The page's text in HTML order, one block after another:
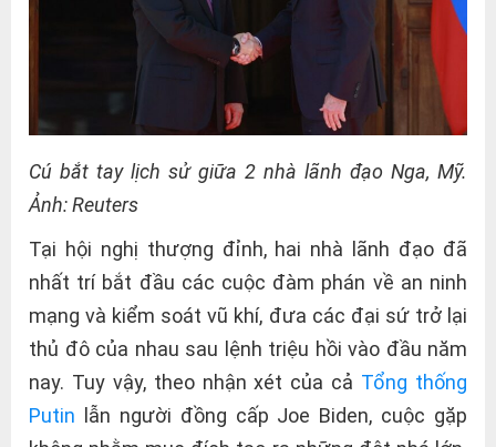
Cú bắt tay lịch sử giữa 2 nhà lãnh đạo Nga, Mỹ.
Ảnh: Reuters
Tại hội nghị thượng đỉnh, hai nhà lãnh đạo đã
nhất trí bắt đầu các cuộc đàm phán về an ninh
mạng và kiểm soát vũ khí, đưa các đại sứ trở lại
thủ đô của nhau sau lệnh triệu hồi vào đầu năm
nay. Tuy vậy, theo nhận xét của cả Tổng thống
Putin lẫn người đồng cấp Joe Biden, cuộc gặp